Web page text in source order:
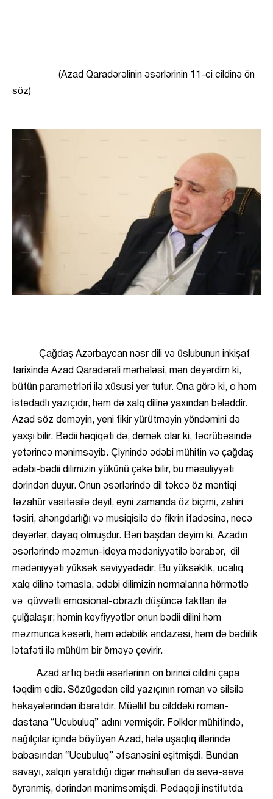
(Azad Qaradərəlinin əsərlərinin 11-ci cildinə ön
söz)
Çağdaş Azərbaycan nəsr dili və üslubunun inkişaf
tarixində Azad Qaradərəli mərhələsi, mən deyərdim ki,
bütün parametrləri ilə xüsusi yer tutur. Ona görə ki, o həm
istedadlı yazıçıdır, həm də xalq dilinə yaxından bələddir.
Azad söz deməyin, yeni fikir yürütməyin yöndəmini də
yaxşı bilir. Bədii həqiqəti də, demək olar ki, təcrübəsində
yetərincə mənimsəyib. Çiynində ədəbi mühitin və çağdaş
ədəbi-bədii dilimizin yükünü çəkə bilir, bu məsuliyyəti
dərindən duyur. Onun əsərlərində dil təkcə öz məntiqi
təzahür vasitəsilə deyil, eyni zamanda öz biçimi, zahiri
təsiri, ahəngdarlığı və musiqisilə də fikrin ifadəsinə, necə
deyərlər, dayaq olmuşdur. Bəri başdan deyim ki, Azadın
əsərlərində məzmun-ideya mədəniyyətilə bərabər, dil
mədəniyyəti yüksək səviyyədədir. Bu yüksəklik, ucalıq
xalq dilinə təmasla, ədəbi dilimizin normalarına hörmətlə
və qüvvətli emosional-obrazlı düşüncə faktları ilə
çulğalaşır; həmin keyfiyyətlər onun bədii dilini həm
məzmunca kəsərli, həm ədəbilik əndazəsi, həm də bədiilik
lətafəti ilə mühüm bir örnəyə çevirir.
Azad artıq bədii əsərlərinin on birinci cildini çapa
təqdim edib. Sözügedən cild yazıçının roman və silsilə
hekayələrindən ibarətdir. Müəllif bu cilddəki roman-
dastana “Ucubuluq” adını vermişdir. Folklor mühitində,
nağılçılar içində böyüyən Azad, hələ uşaqlıq illərində
babasından “Ucubuluq” əfsanəsini eşitmişdi. Bundan
savayı, xalqın yaratdığı digər məhsulları da sevə-sevə
öyrənmiş, dərindən mənimsəmişdi. Pedaqoji institutda